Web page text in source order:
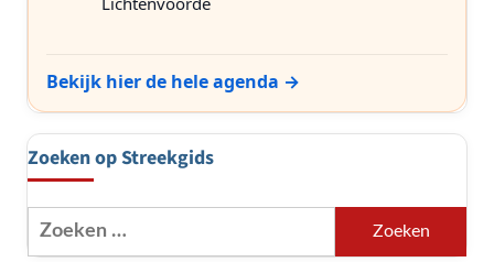
Bekijk hier de hele agenda →
Zoeken op Streekgids
Zoeken
naar: